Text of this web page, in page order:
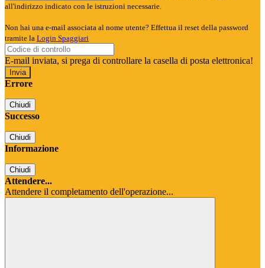
all'indirizzo indicato con le istruzioni necessarie.
Non hai una e-mail associata al nome utente? Effettua il reset della password
tramite la Login Spaggiari
E-mail inviata, si prega di controllare la casella di posta elettronica!
Errore
Chiudi
Successo
Chiudi
Informazione
Chiudi
Attendere...
Attendere il completamento dell'operazione...